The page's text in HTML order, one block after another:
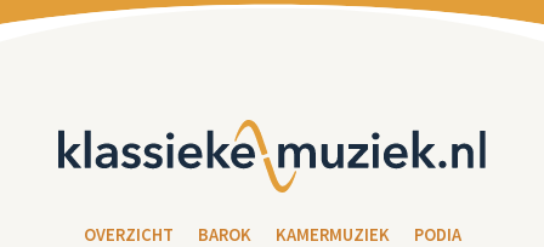
OVERZICHT BAROK KAMERMUZIEK
PODIA